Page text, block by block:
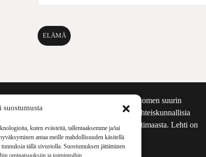
kuten evästeitä, tallentaaksemme ja/tai
antaa meille mahdollisuuden käsitellä
tällä sivustolla. Suostumuksen jättäminen
ominaisuuksiin ja toimintoihin.
ELÄMÄ
Voima on painosmäärältään Suomen suurin
kulttuurilehti. Se nostaa esiin yhteiskunnallisia
aiheita niin maailmalta kuin kotimaasta. Lehti on
ilmestynyt vuodesta 1999.